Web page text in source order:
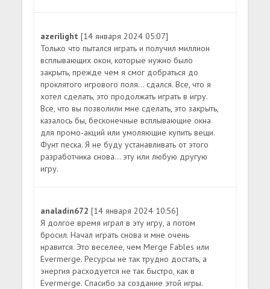
azerilight[14 января 2024 05:07]
Только что пытался играть и получил миллион
всплывающих окон, которые нужно было
закрыть, прежде чем я смог добраться до
проклятого игрового поля... сдался. Все, что я
хотел сделать, это продолжать играть в игру.
Все, что вы позволили мне сделать, это закрыть,
казалось бы, бесконечные всплывающие окна
для промо-акций или умоляющие купить вещи.
Фунт песка. Я не буду устанавливать от этого
разработчика снова... эту или любую другую
игру.
analadin672[14 января 2024 10:56]
Я долгое время играл в эту игру, а потом
бросил. Начал играть снова и мне очень
нравится. Это веселее, чем Merge Fables или
Evermerge. Ресурсы не так трудно достать, а
энергия расходуется не так быстро, как в
Evermerge. Спасибо за создание этой игры.